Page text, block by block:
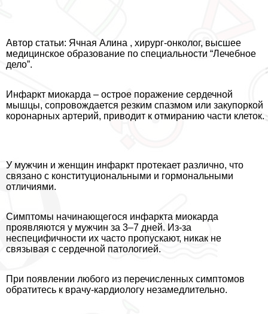
Автор статьи: Ячная Алина , хирург-oнкoлoг, высшее
медицинское образование по специальности “Лечебное
дело”.
Инфаркт миокарда – острое поражение сердечной
мышцы, сопровождается резким спазмом или закупоркой
коронарных артерий, приводит к отмиранию части клеток.
У мужчин и женщин инфаркт протекает различно, что
связано с конституциональными и гормональными
отличиями.
Симптомы начинающегося инфаркта миокарда
проявляются у мужчин за 3–7 дней. Из-за
неспецифичности их часто пропускают, никак не
связывая с сердечной патологией.
При появлении любого из перечисленных симптомов
обратитесь к врачу-кардиологу незамедлительно.